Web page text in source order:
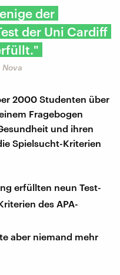
der
der Uni Cardiff
2000 Studenten über
Fragebogen
und ihren
Spielsucht-Kriterien
erfüllten neun Test-
des APA-
aber niemand mehr